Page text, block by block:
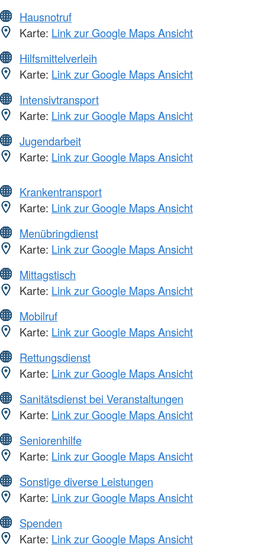
Hausnotruf
Karte: Link zur Google Maps Ansicht
Hilfsmittelverleih
Karte: Link zur Google Maps Ansicht
Intensivtransport
Karte: Link zur Google Maps Ansicht
Jugendarbeit
Karte: Link zur Google Maps Ansicht
Krankentransport
Karte: Link zur Google Maps Ansicht
Menübringdienst
Karte: Link zur Google Maps Ansicht
Mittagstisch
Karte: Link zur Google Maps Ansicht
Mobilruf
Karte: Link zur Google Maps Ansicht
Rettungsdienst
Karte: Link zur Google Maps Ansicht
Sanitätsdienst bei Veranstaltungen
Karte: Link zur Google Maps Ansicht
Seniorenhilfe
Karte: Link zur Google Maps Ansicht
Sonstige diverse Leistungen
Karte: Link zur Google Maps Ansicht
Spenden
Karte: Link zur Google Maps Ansicht